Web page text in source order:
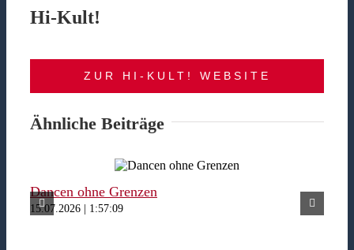
Hi-Kult!
ZUR HI-KULT! WEBSITE
Ähnliche Beiträge
Dancen ohne Grenzen
15.07.2026 | 1:57:09